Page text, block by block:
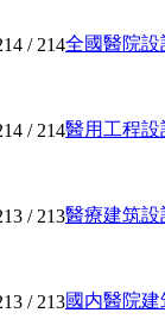
/ 214全國醫院設
/ 214醫用工程設
/ 213醫療建筑設
/ 213國内醫院